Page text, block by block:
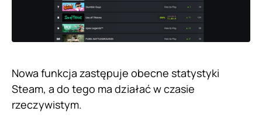
Nowa funkcja zastępuje obecne statystyki
Steam, a do tego ma działać w czasie
rzeczywistym.